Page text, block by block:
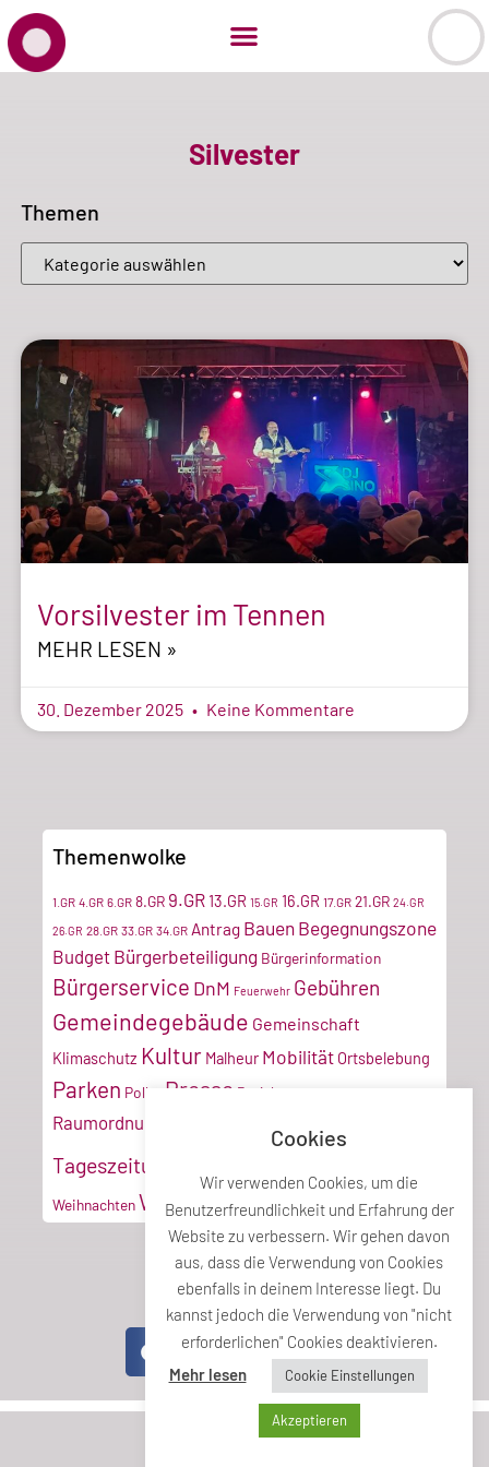
Silvester
Themen
Vorsilvester im Tennen
MEHR LESEN »
30. Dezember 2025 Keine Kommentare
Themenwolke
1.GR 4.GR 6.GR 8.GR 9.GR 13.GR 15.GR 16.GR 17.GR 21.GR 24.GR
26.GR 28.GR 33.GR 34.GR Antrag BauenBegegnungszone
Budget Bürgerbeteiligung Bürgerinformation
Bürgerservice DnM Feuerwehr Gebühren
Gemeindegebäude Gemeinschaft
Klimaschutz Kultur Malheur Mobilität Ortsbelebung
Parken Poller Presse Projektmanagement
Raumordnung
Tageszeitung
WeihnachtenWirtschaft
Teile diesen Beitrag
Cookies
Wir verwenden Cookies, um die
Benutzerfreundlichkeit und Erfahrung der
Website zu verbessern. Wir gehen davon
aus, dass die Verwendung von Cookies
ebenfalls in deinem Interesse liegt. Du
kannst jedoch die Verwendung von "nicht
erforderlichen" Cookies deaktivieren.
Mehr lesen
Cookie Einstellungen
Akzeptieren